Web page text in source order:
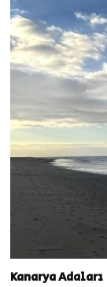
Kanarya Adaları